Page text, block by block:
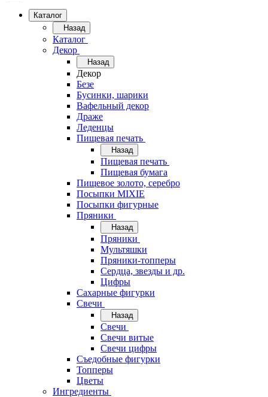
Каталог
Назад
Каталог
Декор
Назад
Декор
Безе
Бусинки, шарики
Вафельный декор
Драже
Леденцы
Пищевая печать
Назад
Пищевая печать
Пищевая бумага
Пищевое золото, серебро
Посыпки MIXIE
Посыпки фигурные
Пряники
Назад
Пряники
Мультяшки
Пряники-топперы
Сердца, звезды и др.
Цифры
Сахарные фигурки
Свечи
Назад
Свечи
Свечи витые
Свечи цифры
Съедобные фигурки
Топперы
Цветы
Ингредиенты